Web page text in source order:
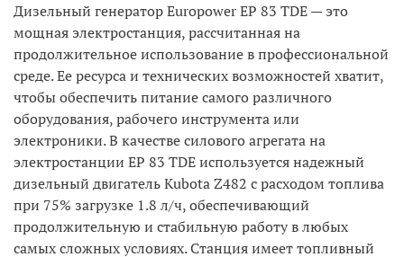
Дизельный генератор Europower EP 83 TDE — это
мощная электростанция, рассчитанная на
продолжительное использование в профессиональной
среде. Ее ресурса и технических возможностей хватит,
чтобы обеспечить питание самого различного
оборудования, рабочего инструмента или
электроники. В качестве силового агрегата на
электростанции EP 83 TDE используется надежный
дизельный двигатель Kubota Z482 с расходом топлива
при 75% загрузке 1.8 л/ч, обеспечивающий
продолжительную и стабильную работу в любых
самых сложных условиях. Станция имеет топливный